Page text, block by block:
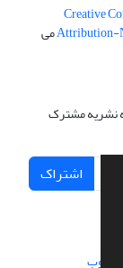
Creative
Attribution-می
نشریه مشترک
اشتراک
سیناوب